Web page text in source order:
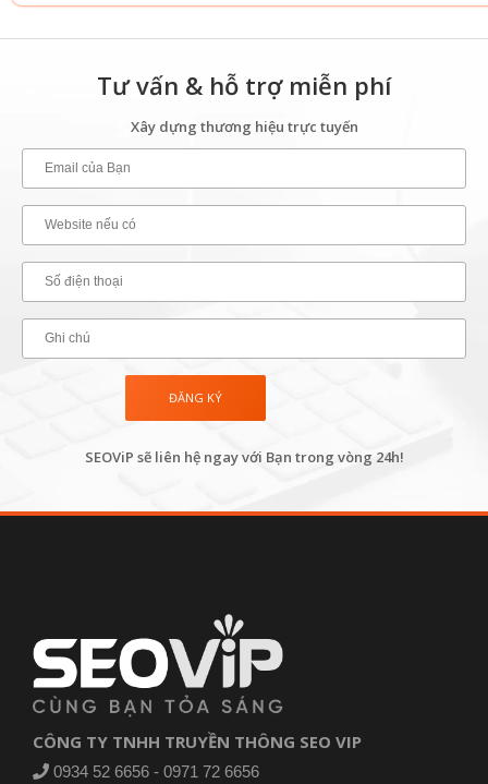
Tư vấn & hỗ trợ miễn phí
Xây dựng thương hiệu trực tuyến
SEOViP sẽ liên hệ ngay với Bạn trong vòng 24h!
CÔNG TY TNHH TRUYỀN THÔNG SEO VIP
0934 52 6656 - 0971 72 6656